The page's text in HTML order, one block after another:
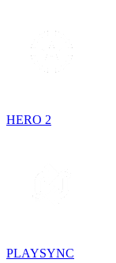
HERO 2
PLAYSYNC